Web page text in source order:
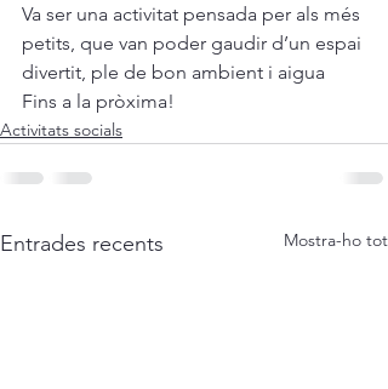
Va ser una activitat pensada per als més
petits, que van poder gaudir d’un espai
divertit, ple de bon ambient i aigua
Fins a la pròxima!
Activitats socials
Entrades recents Mostra-ho tot